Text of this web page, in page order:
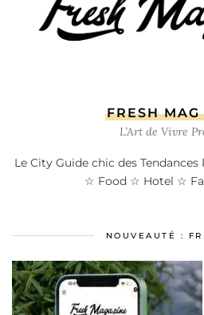
FRESH MAG
L’Art de Vivre
Le City Guide chic des
☆ Food ☆ Hotel ☆
NOUVEAUTÉ :